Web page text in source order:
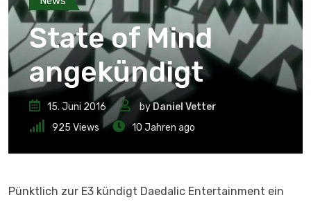
State of Mind
angekündigt
15. Juni 2016 by Daniel Vetter
925 Views 10 Jahren ago
Pünktlich zur E3 kündigt Daedalic Entertainment ein